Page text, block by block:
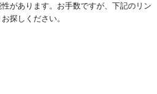
があります。お手数ですが、下記のリン
探しください。